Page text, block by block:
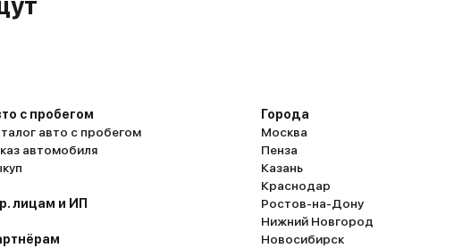
с пробегом
авто с пробегом
автомобиля
лицам и ИП
Города
Москва
Пенза
Казань
Краснодар
Ростов-на-Дону
Нижний Новгород
Новосибирск